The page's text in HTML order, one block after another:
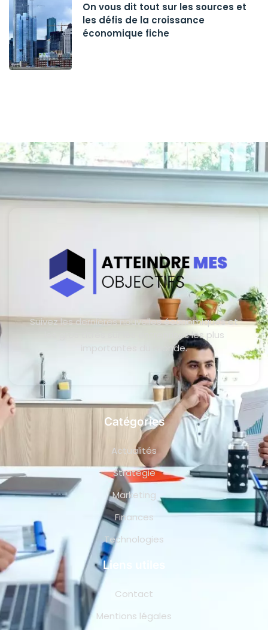
On vous dit tout sur les sources et
les défis de la croissance
économique fiche
Suivez les dernières nouvelles économiques et
les gros titres sur les entreprises les plus
importantes du monde.
Catégories
Actualités
Stratégie
Marketing
Finances
Technologies
Liens utiles
Contact
Mentions légales